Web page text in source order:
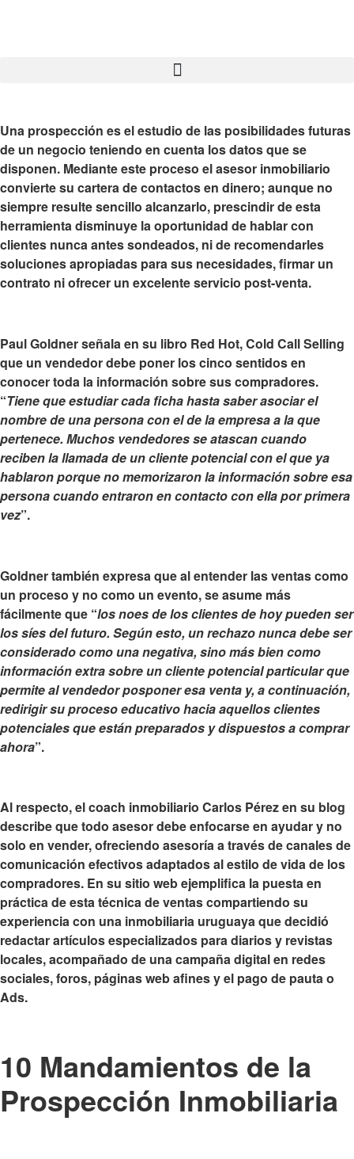
Una prospección es elestudio de las posibilidades futuras
de un negocio teniendo en cuenta los datos que se
disponen. Mediante este proceso el asesor inmobiliario
convierte su cartera de contactos en dinero; aunque no
siempre resulte sencillo alcanzarlo, prescindir de esta
herramienta disminuye la oportunidad de hablar con
clientes nunca antes sondeados, ni de recomendarles
soluciones apropiadas para sus necesidades, firmar un
contrato ni ofrecer un excelente servicio post-venta.
Paul Goldner señala en su libro Red Hot, Cold Call Selling
que un vendedor debe poner los cinco sentidos en
conocer toda la información sobre sus compradores.
“Tiene que estudiar cada ficha hasta saber asociar el
nombre de una persona con el de la empresa a la que
pertenece. Muchos vendedores se atascan cuando
reciben la llamada de un cliente potencial con el que ya
hablaron porque no memorizaron la información sobre esa
persona cuando entraron en contacto con ella por primera
vez”.
Goldner también expresa queal entender las ventas como
un proceso y no como un evento, se asume más
fácilmenteque “los noes de los clientes de hoy pueden ser
los síes del futuro. Según esto, un rechazo nunca debe ser
considerado como una negativa, sino más bien como
información extra sobre un cliente potencial particular que
permite al vendedor posponer esa venta y, a continuación,
redirigir su proceso educativo hacia aquellos clientes
potenciales que están preparados y dispuestos a comprar
ahora”.
Al respecto, el coach inmobiliario Carlos Pérez en su blog
describe quetodo asesor debe enfocarse en ayudar y no
solo en vender, ofreciendo asesoría a través de canales de
comunicación efectivosadaptados al estilo de vida de los
compradores. En su sitio web ejemplifica la puesta en
práctica de esta técnica de ventas compartiendo su
experiencia con una inmobiliaria uruguaya que decidió
redactar artículos especializados para diarios y revistas
locales, acompañado de una campaña digital en redes
sociales, foros, páginas web afines y el pago de pauta o
Ads.
10 Mandamientos de la
Prospección Inmobiliaria